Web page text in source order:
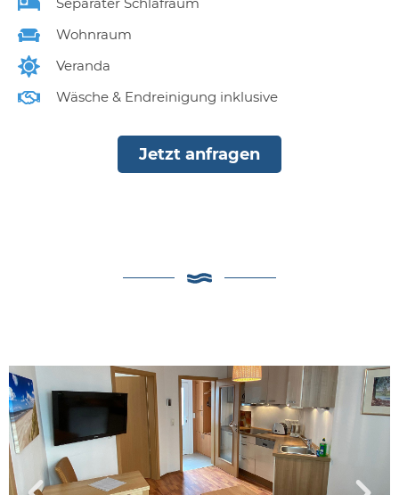
Separater Schlafraum
Wohnraum
Veranda
Wäsche & Endreinigung inklusive
Jetzt anfragen